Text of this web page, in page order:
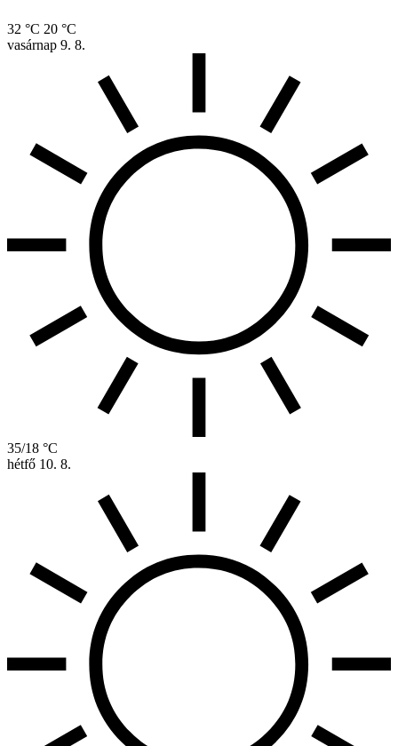
32 °C 20 °C
vasárnap 9. 8.
35/18 °C
hétfő 10. 8.